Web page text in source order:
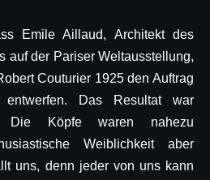
Emile Aillaud, Architekt des
auf der Pariser Weltausstellung,
Couturier 1925 den Auftrag
Das Resultat war
Die Köpfe waren nahezu
Weiblichkeit aber
uns, denn jeder von uns kann